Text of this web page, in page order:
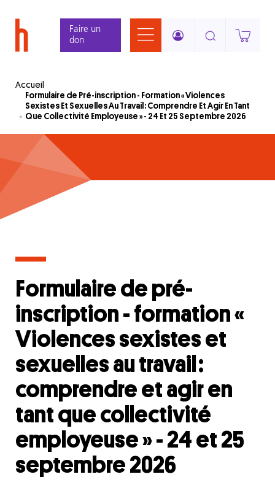
contenu
principal
Faire un
don
Accueil
Formulaire de Pré-inscription - Formation « Violences
Sexistes Et Sexuelles Au Travail : Comprendre Et Agir En Tant
Que Collectivité Employeuse » - 24 Et 25 Septembre 2026
Formulaire de pré-
inscription - formation «
Violences sexistes et
sexuelles au travail :
comprendre et agir en
tant que collectivité
employeuse » - 24 et 25
septembre 2026